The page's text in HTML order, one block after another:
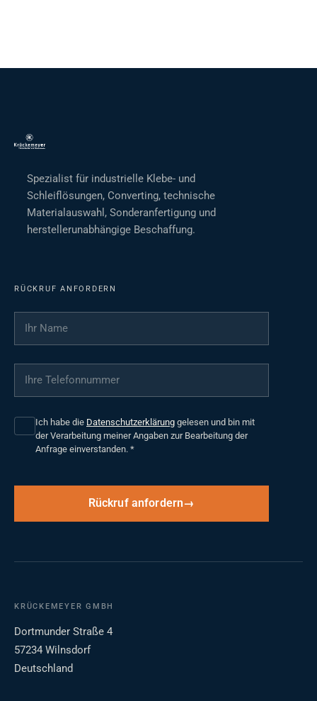
Spezialist für industrielle Klebe- und
Schleiflösungen, Converting, technische
Materialauswahl, Sonderanfertigung und
herstellerunabhängige Beschaffung.
RÜCKRUF ANFORDERN
Ihr Name
Ihre Telefonnummer
Ich habe die Datenschutzerklärung gelesen und bin mit
der Verarbeitung meiner Angaben zur Bearbeitung der
Anfrage einverstanden. *
Rückruf anfordern
KRÜCKEMEYER GMBH
Dortmunder Straße 4
57234 Wilnsdorf
Deutschland